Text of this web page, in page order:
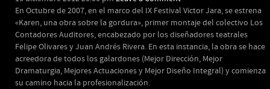
En Octubre de 2007, en el marco del IX Festival Victor Jara, se estrena
«Karen, una obra sobre la gordura», primer montaje del colectivo Los
Contadores Auditores, encabezado por los diseñadores teatrales
Felipe Olivares y Juan Andrés Rivera. En esta instancia, la obra se hace
acreedora de todos los galardones (Mejor Dirección, Mejor
Dramaturgia, Mejores Actuaciones y Mejor Diseño Integral) y comienza
su camino hacia la profesionalización.